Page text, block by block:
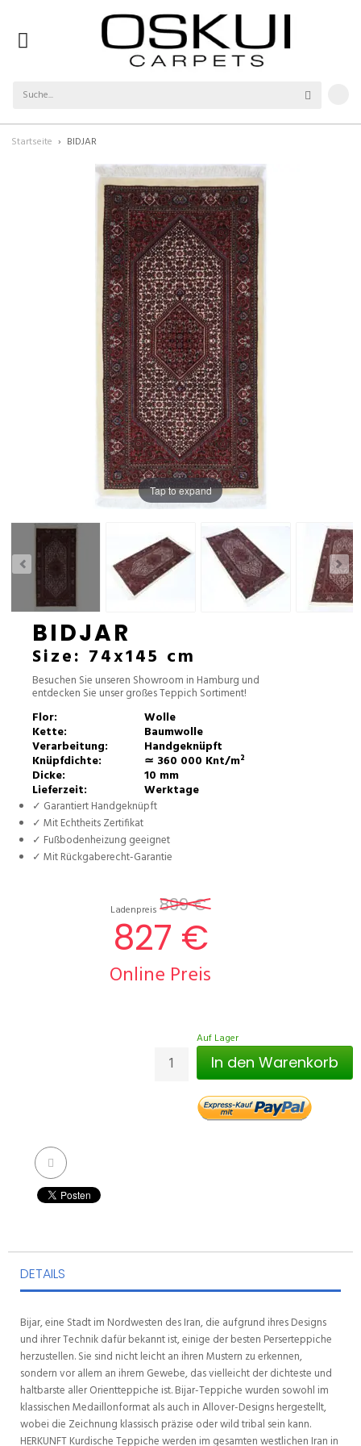
Startseite BIDJAR
Tap to expand
BIDJAR
Size: 74x145 cm
Besuchen Sie unseren Showroom in Hamburg und
entdecken Sie unser großes Teppich Sortiment!
Flor: Wolle
Kette: Baumwolle
Verarbeitung: Handgeknüpft
Knüpfdichte: ≃ 360 000 Knt/m²
Dicke: 10 mm
Lieferzeit: Werktage
✓ Garantiert Handgeknüpft
✓ Mit Echtheits Zertifikat
✓ Fußbodenheizung geeignet
✓ Mit Rückgaberecht-Garantie
Ladenpreis 899 €
827 €
Online Preis
Auf Lager
In den Warenkorb
DETAILS
Bijar, eine Stadt im Nordwesten des Iran, die aufgrund ihres Designs
und ihrer Technik dafür bekannt ist, einige der besten Perserteppiche
herzustellen. Sie sind nicht leicht an ihren Mustern zu erkennen,
sondern vor allem an ihrem Gewebe, das vielleicht der dichteste und
haltbarste aller Orientteppiche ist. Bijar-Teppiche wurden sowohl im
klassischen Medaillonformat als auch in Allover-Designs hergestellt,
wobei die Zeichnung klassisch präzise oder wild tribal sein kann.
HERKUNFT Kurdische Teppiche werden im gesamten westlichen Iran in